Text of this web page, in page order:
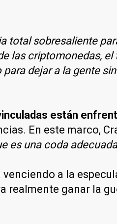
sobresaliente
las criptomonedas,
dejar a la gente
están
En este marco,
es una coda
a la
ganar la